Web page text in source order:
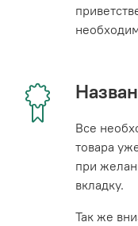
Все
товара
при
вкладку.
Так же